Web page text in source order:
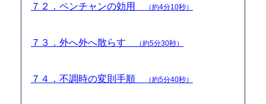
７２．ペンチャンの効用 （約4分10秒）
７３．外へ外へ散らす （約5分30秒）
７４．不調時の変則手順 （約5分40秒）